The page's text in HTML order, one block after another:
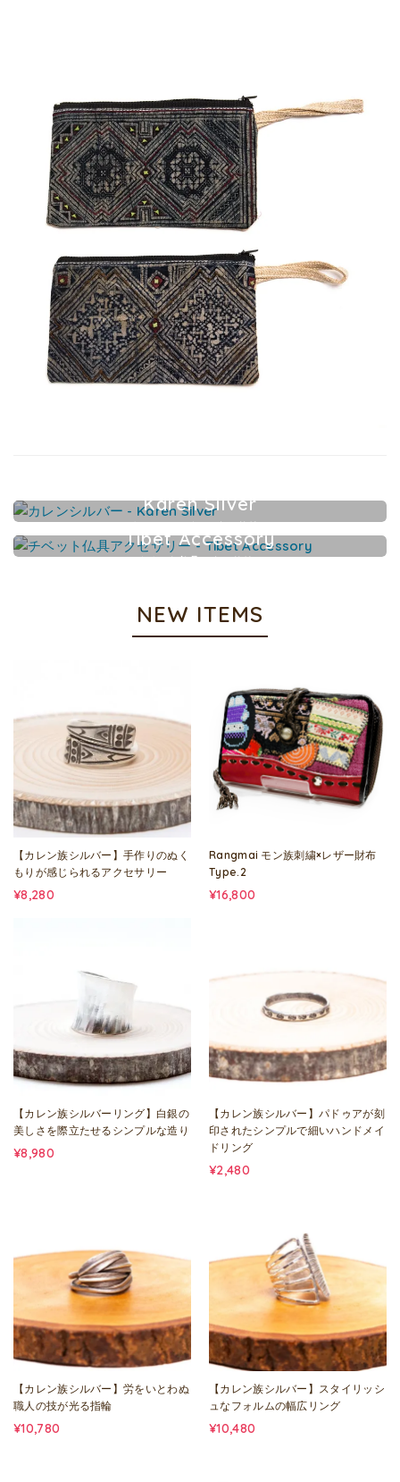
Karen Silver
カレンシルバーアクセサリー
Tibet Accessory
チベット仏具アクセサリー
NEW ITEMS
【カレン族シルバー】手作りのぬく
もりが感じられるアクセサリー
¥8,280
Rangmai モン族刺繍×レザー財布
Type.2
¥16,800
【カレン族シルバーリング】白銀の
美しさを際立たせるシンプルな造り
¥8,980
【カレン族シルバー】パドゥアが刻
印されたシンプルで細いハンドメイ
ドリング
¥2,480
【カレン族シルバー】労をいとわぬ
職人の技が光る指輪
¥10,780
【カレン族シルバー】スタイリッシ
ュなフォルムの幅広リング
¥10,480